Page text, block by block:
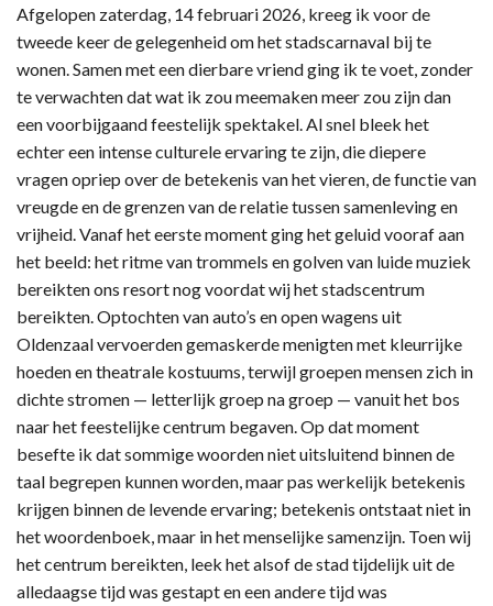
Afgelopen zaterdag, 14 februari 2026, kreeg ik voor de
tweede keer de gelegenheid om het stadscarnaval bij te
wonen. Samen met een dierbare vriend ging ik te voet, zonder
te verwachten dat wat ik zou meemaken meer zou zijn dan
een voorbijgaand feestelijk spektakel. Al snel bleek het
echter een intense culturele ervaring te zijn, die diepere
vragen opriep over de betekenis van het vieren, de functie van
vreugde en de grenzen van de relatie tussen samenleving en
vrijheid. Vanaf het eerste moment ging het geluid vooraf aan
het beeld: het ritme van trommels en golven van luide muziek
bereikten ons resort nog voordat wij het stadscentrum
bereikten. Optochten van auto’s en open wagens uit
Oldenzaal vervoerden gemaskerde menigten met kleurrijke
hoeden en theatrale kostuums, terwijl groepen mensen zich in
dichte stromen — letterlijk groep na groep — vanuit het bos
naar het feestelijke centrum begaven. Op dat moment
besefte ik dat sommige woorden niet uitsluitend binnen de
taal begrepen kunnen worden, maar pas werkelijk betekenis
krijgen binnen de levende ervaring; betekenis ontstaat niet in
het woordenboek, maar in het menselijke samenzijn. Toen wij
het centrum bereikten, leek het alsof de stad tijdelijk uit de
alledaagse tijd was gestapt en een andere tijd was